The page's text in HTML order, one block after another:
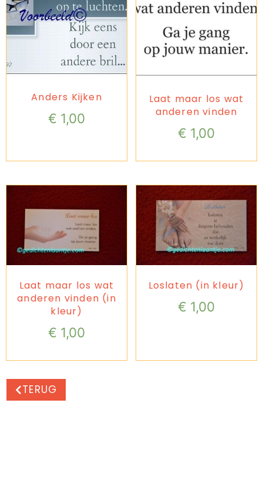
Anders Kijken
€ 1,00
Laat maar los wat
anderen vinden
€ 1,00
Laat maar los wat
anderen vinden (in
kleur)
€ 1,00
Loslaten (in kleur)
€ 1,00
TERUG